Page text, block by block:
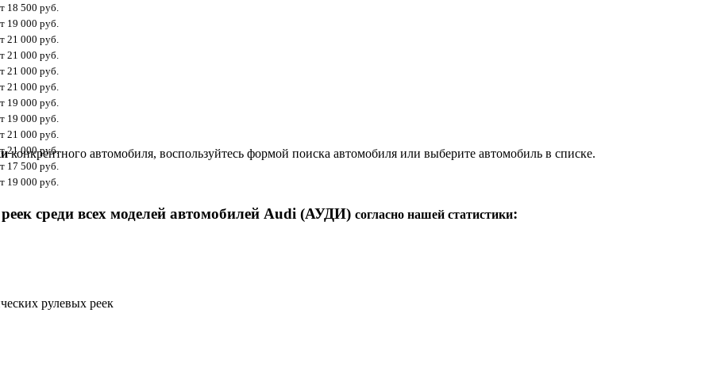
18 500 руб.
19 000 руб.
21 000 руб.
21 000 руб.
21 000 руб.
21 000 руб.
19 000 руб.
19 000 руб.
21 000 руб.
21 000 руб.
17 500 руб.
19 000 руб.
конкрентного автомобиля, воспользуйтесь формой поиска автомобиля или выберите автомобиль в списке.
среди всех моделей автомобилей Audi (АУДИ) согласно нашей статистики:
рулевых реек